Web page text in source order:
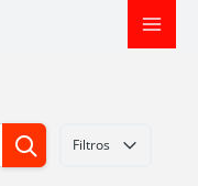
Filtros